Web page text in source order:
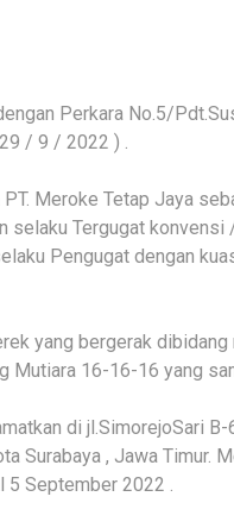
Perkara No.5/
/ 9 / 2022 ) .
Meroke Tetap Jaya
selaku Tergugat konvensi
Pengugat dengan
yang bergerak
Mutiara 16-16-16 yang
di jl.SimorejoSari
Surabaya , Jawa Timur.
September 2022 .